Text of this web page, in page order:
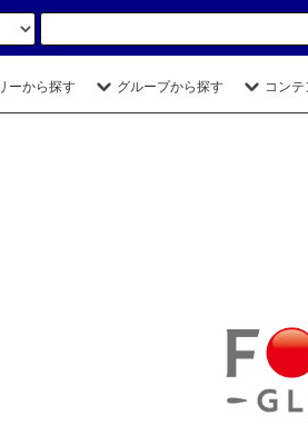
ーから探す グループから探す コンテ